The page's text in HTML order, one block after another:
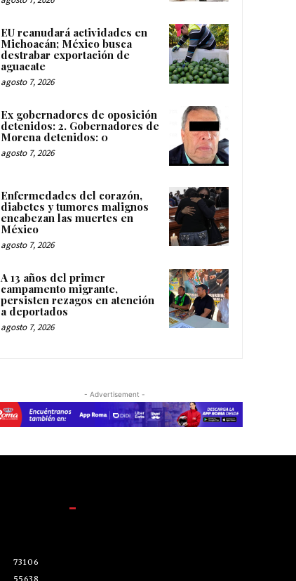
EU reanudará actividades en
Michoacán; México busca
destrabar exportación de
aguacate
agosto 7, 2026
Ex gobernadores de oposición
detenidos: 2. Gobernadores de
Morena detenidos: 0
agosto 7, 2026
Enfermedades del corazón,
diabetes y tumores malignos
encabezan las muertes en
México
agosto 7, 2026
A 13 años del primer
campamento migrante,
persisten rezagos en atención
a deportados
agosto 7, 2026
- Advertisement -
73106
-